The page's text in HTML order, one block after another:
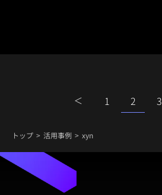
1 2 3
トップ 活用事例 xyn